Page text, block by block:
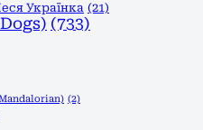
Українка (21)
(733)
(2)